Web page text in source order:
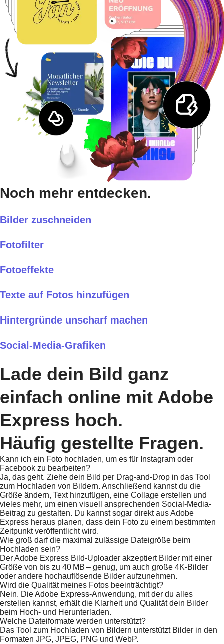
Noch mehr entdecken.
Bilder zuschneiden
Fotofilter
Fotoeffekte
Texte auf Fotos hinzufügen
Hintergründe unscharf machen
Social-Media-Grafiken
Lade dein Bild ganz
einfach online mit Adobe
Express hoch.
Häufig gestellte Fragen.
Kann ich ein Foto hochladen, um es für Instagram oder
Facebook zu bearbeiten?
Ja, das geht. Ziehe dein Bild per Drag-and-Drop in das Tool
zum Hochladen von Bildern. Anschließend kannst du die
Größe ändern, Text hinzufügen, eine Collage erstellen und
vieles mehr, um einen visuell ansprechenden Social-Media-
Beitrag zu gestalten. Du kannst sogar direkt aus Adobe
Express heraus planen, dass dein Foto zu einem bestimmten
Zeitpunkt veröffentlicht wird.
Wie groß darf die maximal zulässige Dateigröße beim
Hochladen sein?
Der Adobe Express Bild-Uploader akzeptiert Bilder mit einer
Größe von bis zu 40 MB – genug, um auch große 4K-Bilder
oder andere hochauflösende Bilder aufzunehmen.
Wird die Qualität meines Fotos beeinträchtigt?
Nein. Die Adobe Express-Anwendung, mit der du alles
erstellen kannst, erhält die Klarheit und Qualität dein Bilder
beim Hoch- und Herunterladen.
Welche Dateiformate werden unterstützt?
Das Tool zum Hochladen von Bildern unterstützt Bilder in den
Formaten JPG, JPEG, PNG und WebP.